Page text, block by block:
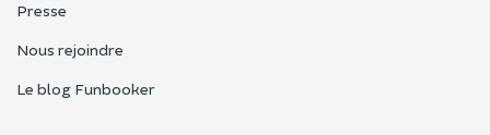
Presse
Nous rejoindre
Le blog Funbooker